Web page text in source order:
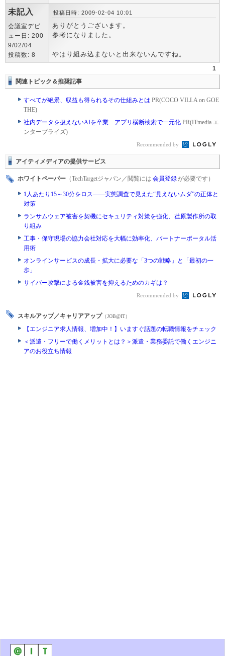
未記入
会議室デビ
ュー日: 200
9/02/04
投稿数: 8
投稿日時: 2009-02-04 10:01
ありがとうございます。
参考になりました。
やはり組み込まないと出来ないんですね。
1
関連トピック＆推奨記事
すべてが絶景、収益も得られるその仕組みとは PR(COCO VILLA on GOE
THE)
社内データを扱えないAIを卒業 アプリ横断検索で一元化 PR(ITmedia エ
ンタープライズ)
Recommended by
アイティメディアの提供サービス
ホワイトペーパー （TechTargetジャパン／閲覧には 会員登録が必要です）
1人あたり15～30分をロス――実態調査で見えた“見えないムダ”の正体と
対策
ランサムウェア被害を契機にセキュリティ対策を強化、荏原製作所の取
り組み
工事・保守現場の協力会社対応を大幅に効率化、パートナーポータル活
用術
オンラインサービスの成長・拡大に必要な「3つの戦略」と「最初の一
歩」
サイバー攻撃による金銭被害を抑えるためのカギは？
Recommended by
スキルアップ／キャリアアップ （JOB@IT）
【エンジニア求人情報、増加中！】いますぐ話題の転職情報をチェック
＜派遣・フリーで働くメリットとは？＞派遣・業務委託で働くエンジニ
アのお役立ち情報